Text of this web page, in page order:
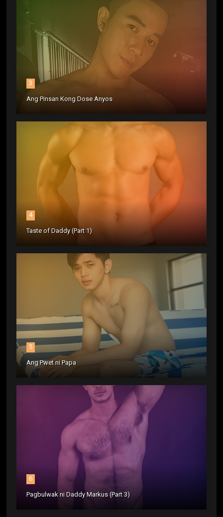
3
Ang Pinsan Kong Dose Anyos
4
Taste of Daddy (Part 1)
5
Ang Pwet ni Papa
6
Pagbulwak ni Daddy Markus (Part 3)